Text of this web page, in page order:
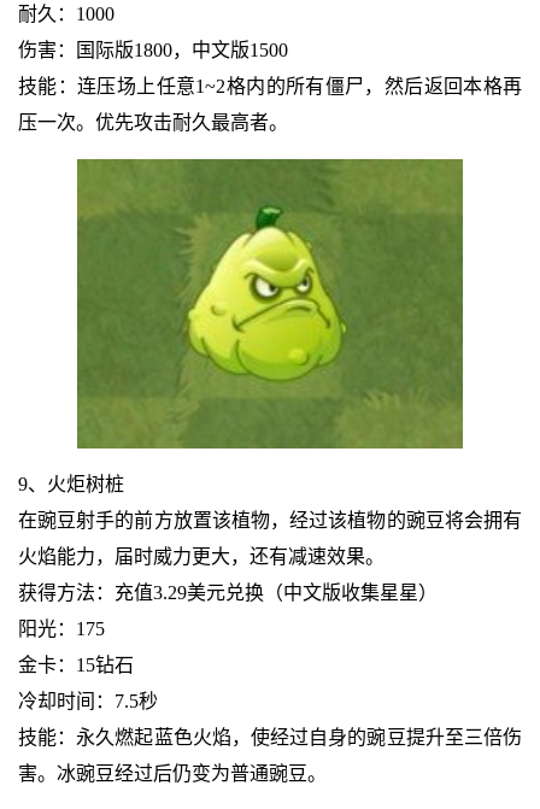
耐久：1000
伤害：国际版1800，中文版1500
技能：连压场上任意1~2格内的所有僵尸，然后返回本格再
压一次。优先攻击耐久最高者。
9、火炬树桩
在豌豆射手的前方放置该植物，经过该植物的豌豆将会拥有
火焰能力，届时威力更大，还有减速效果。
获得方法：充值3.29美元兑换（中文版收集星星）
阳光：175
金卡：15钻石
冷却时间：7.5秒
技能：永久燃起蓝色火焰，使经过自身的豌豆提升至三倍伤
害。冰豌豆经过后仍变为普通豌豆。